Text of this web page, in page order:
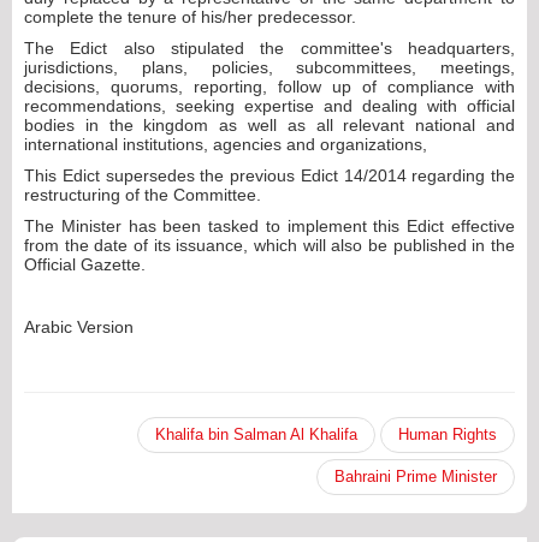
complete the tenure of his/her predecessor.
The Edict also stipulated the committee's headquarters,
jurisdictions, plans, policies, subcommittees, meetings,
decisions, quorums, reporting, follow up of compliance with
recommendations, seeking expertise and dealing with official
bodies in the kingdom as well as all relevant national and
international institutions, agencies and organizations,
This Edict supersedes the previous Edict 14/2014 regarding the
restructuring of the Committee.
The Minister has been tasked to implement this Edict effective
from the date of its issuance, which will also be published in the
Official Gazette.
Arabic Version
Human Rights
Khalifa bin Salman Al Khalifa
Bahraini Prime Minister